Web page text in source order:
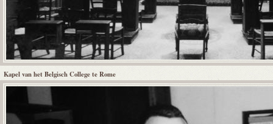
Kapel van het Belgisch College te Rome